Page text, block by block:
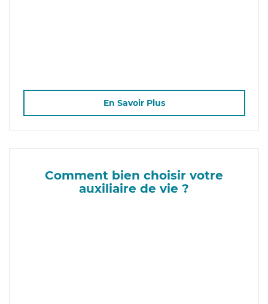
En Savoir Plus
Comment bien choisir votre
auxiliaire de vie ?